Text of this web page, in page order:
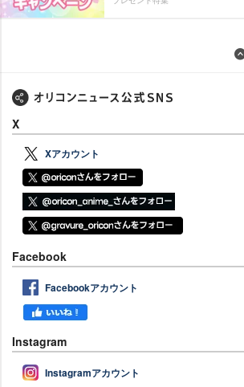
X
Xアカウント
Facebook
Facebookアカウント
Instagram
Instagramアカウント